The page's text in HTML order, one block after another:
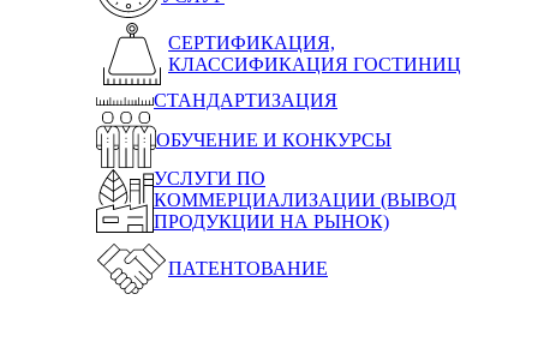
СЕРТИФИКАЦИЯ,
КЛАССИФИКАЦИЯ ГОСТИНИЦ
СТАНДАРТИЗАЦИЯ
ОБУЧЕНИЕ И КОНКУРСЫ
УСЛУГИ ПО
КОММЕРЦИАЛИЗАЦИИ (ВЫВОД
ПРОДУКЦИИ НА РЫНОК)
ПАТЕНТОВАНИЕ